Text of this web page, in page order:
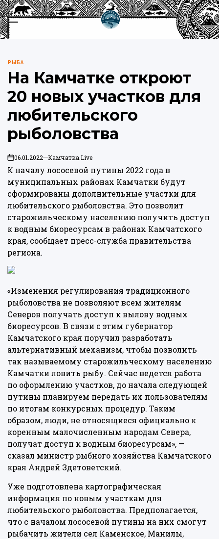
Перейти
к
содержимому
Меню
ОПУБЛИКОВАНО
В
РЫБА
На Камчатке откроют
20 новых участков для
любительского
рыболовства
on06.01.2022 Камчатка.Live
К началу лососевой путины 2022 года в
муниципальных районах Камчатки будут
сформированы дополнительные участки для
любительского рыболовства. Это позволит
старожильческому населению получить доступ
к водным биоресурсам в районах Камчатского
края, сообщает пресс-служба правительства
региона.
«Изменения регулирования традиционного
рыболовства не позволяют всем жителям
Северов получать доступ к вылову водных
биоресурсов. В связи с этим губернатор
Камчатского края поручил разработать
альтернативный механизм, чтобы позволить
так называемому старожильческому населению
Камчатки ловить рыбу. Сейчас ведется работа
по оформлению участков, до начала следующей
путины планируем передать их пользователям
по итогам конкурсных процедур. Таким
образом, люди, не относящиеся официально к
коренным малочисленным народам Севера,
получат доступ к водным биоресурсам», —
сказал министр рыбного хозяйства Камчатского
края Андрей Здетоветский.
Уже подготовлена картографическая
информация по новым участкам для
любительского рыболовства. Предполагается,
что с началом лососевой путины на них смогут
рыбачить жители сел Каменское, Манилы,